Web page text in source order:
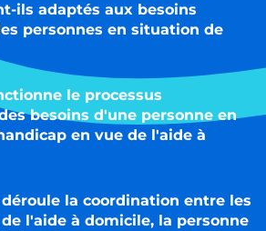
ils adaptés aux besoins
personnes en situation de
le processus
besoins d'une personne en
en vue de l'aide à
la coordination entre les
l'aide à domicile, la personne